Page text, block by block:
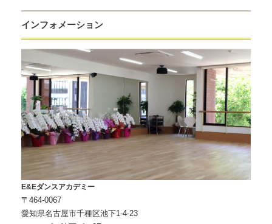
インフォメーション
E&Eダンスアカデミー
〒464-0067
愛知県名古屋市千種区池下1-4-23